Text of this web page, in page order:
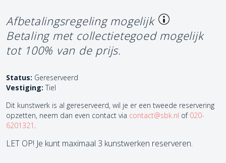
Afbetalingsregeling mogelijk
Betaling met collectietegoed mogelijk
tot 100% van de prijs.
Status: Gereserveerd
Vestiging: Tiel
Dit kunstwerk is al gereserveerd, wil je er een tweede reservering
opzetten, neem dan even contact via contact@sbk.nl of 020-
6201321 .
LET OP! Je kunt maximaal 3 kunstwerken reserveren.